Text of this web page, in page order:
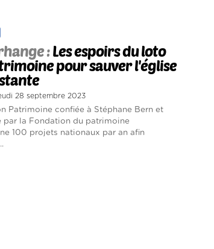
:Les espoirs du loto
pour sauver l'église
28 septembre 2023
Patrimoine confiée à Stéphane Bern et
par la Fondation du patrimoine
100 projets nationaux par an afin